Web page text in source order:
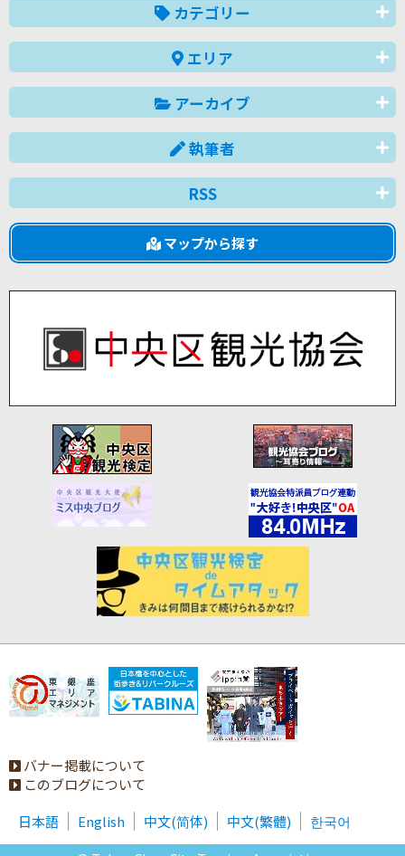
カテゴリー
エリア
アーカイブ
執筆者
RSS
マップから探す
バナー掲載について
このブログについて
日本語
English 中文(简体) 中文(繁體)
한국어